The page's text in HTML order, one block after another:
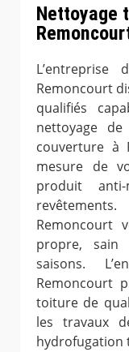
Nettoyage
Remoncourt
qualifiés
nettoyage
couverture à
mesure de
produit
Remoncourt
propre, sain
saisons.
Remoncourt
toiture de
les travaux
hydrofugation